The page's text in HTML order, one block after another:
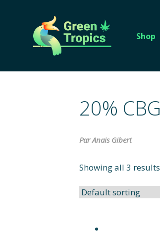
Shop
20% CBG
Par Anais Gibert
Showing all 3 results